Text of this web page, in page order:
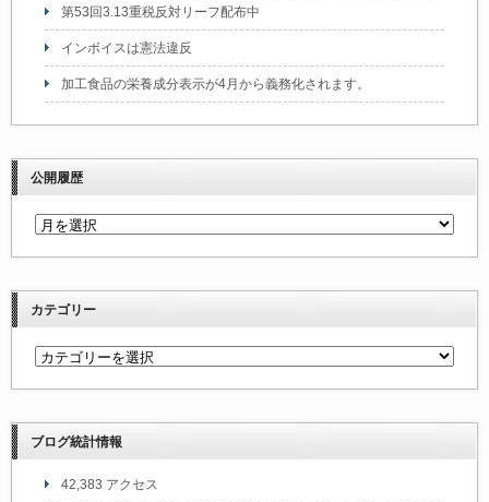
第53回3.13重税反対リーフ配布中
インボイスは憲法違反
加工食品の栄養成分表示が4月から義務化されます。
公開履歴
カテゴリー
ブログ統計情報
42,383 アクセス